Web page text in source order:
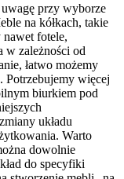
przy wyborze
na kółkach, takie
fotele,
w zależności od
łatwo możemy
Potrzebujemy więcej
biurkiem pod
układu
Warto
dowolnie
do specyfiki